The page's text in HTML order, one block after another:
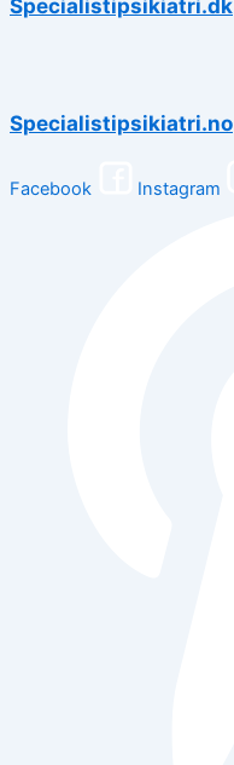
Specialistipsikiatri.no
Facebook Instagram